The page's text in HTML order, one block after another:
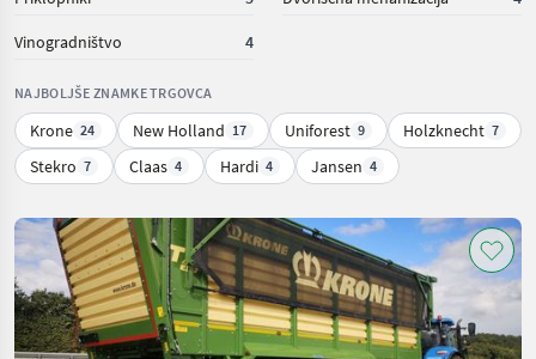
Vinogradništvo 4
NAJBOLJŠE ZNAMKE TRGOVCA
Krone 24 New Holland 17 Uniforest 9 Holzknecht 7
Stekro 7 Claas 4 Hardi 4 Jansen 4